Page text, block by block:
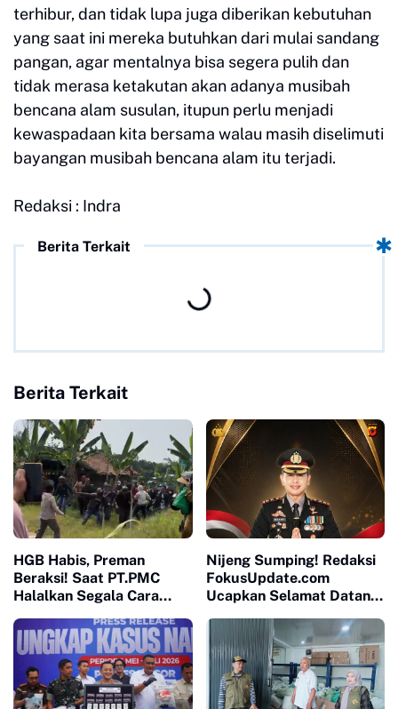
terhibur, dan tidak lupa juga diberikan kebutuhan
yang saat ini mereka butuhkan dari mulai sandang
pangan, agar mentalnya bisa segera pulih dan
tidak merasa ketakutan akan adanya musibah
bencana alam susulan, itupun perlu menjadi
kewaspadaan kita bersama walau masih diselimuti
bayangan musibah bencana alam itu terjadi.
Redaksi : Indra
Berita Terkait
Berita Terkait
HGB Habis, Preman
Beraksi! Saat PT.PMC
Halalkan Segala Cara
Depan Penguasa yang
Bungkam
Nijeng Sumping! Redaksi
FokusUpdate.com
Ucapkan Selamat Datang
Sukabumi AKBP Benny
Cahyadi